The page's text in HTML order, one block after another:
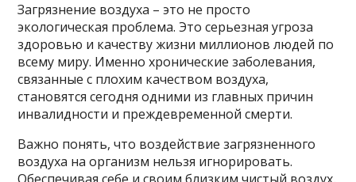
Загрязнение воздуха – это не просто
экологическая проблема. Это серьезная угроза
здоровью и качеству жизни миллионов людей по
всему миру. Именно хронические заболевания,
связанные с плохим качеством воздуха,
становятся сегодня одними из главных причин
инвалидности и преждевременной смерти.
Важно понять, что воздействие загрязненного
воздуха на организм нельзя игнорировать.